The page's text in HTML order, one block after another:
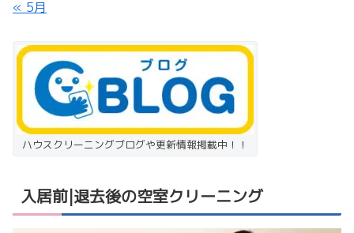
« 5月
ハウスクリーニングブログや更新情報掲載中！！
入居前|退去後の空室クリーニング